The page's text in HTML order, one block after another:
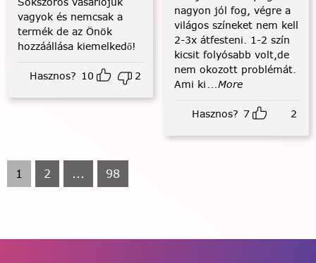
vagyok és nemcsak a
termék de az Önök
hozzáállása kiemelkedő!
Hasznos? 10 2
nagyon jól fog, végre a
világos színeket nem kell
2-3x átfesteni. 1-2 szín
kicsit folyósabb volt,de
nem okozott problémát.
Ami ki ...More
Hasznos? 7 2
1 2 ... 98